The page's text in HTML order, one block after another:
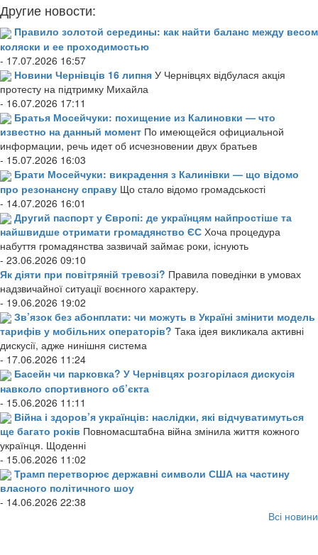
Другие новости:
Правило золотой середины: как найти баланс между весом
коляски и ее проходимостью
- 17.07.2026 16:57
Новини Чернівців 16 липня У Чернівцях відбулася акція
протесту на підтримку Михайла
- 16.07.2026 17:11
Братья Мосейчуки: похищение из Калиновки — что
известно на данный момент По имеющейся официальной
информации, речь идет об исчезновении двух братьев
- 15.07.2026 16:03
Брати Мосейчуки: викрадення з Калинівки — що відомо
про резонансну справу Що стало відомо громадськості
- 14.07.2026 16:01
Другий паспорт у Європі: де українцям найпростіше та
найшвидше отримати громадянство ЄС Хоча процедура
набуття громадянства зазвичай займає роки, існують
- 23.06.2026 09:10
Як діяти при повітряній тревозі? Правила поведінки в умовах
надзвичайної ситуації воєнного характеру.
- 19.06.2026 19:02
Зв’язок без абонплати: чи можуть в Україні змінити модель
тарифів у мобільних операторів? Така ідея викликала активні
дискусії, адже нинішня система
- 17.06.2026 11:24
Басейн чи парковка? У Чернівцях розгорілася дискусія
навколо спортивного об’єкта
- 15.06.2026 11:11
Війна і здоров’я українців: наслідки, які відчуватимуться
ще багато років Повномасштабна війна змінила життя кожного
українця. Щоденні
- 15.06.2026 11:02
Трамп перетворює державні символи США на частину
власного політичного шоу
- 14.06.2026 22:38
Всі новини